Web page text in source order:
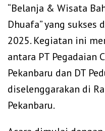
“Belanja & Wisata
Dhuafa” yang sukses
2025. Kegiatan ini
antara PT Pegadaian
Pekanbaru dan DT
diselenggarakan di
Pekanbaru.